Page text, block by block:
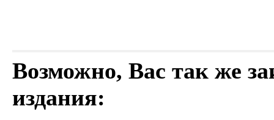
Возможно, Вас так же
издания: